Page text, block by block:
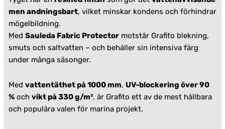
men andningsbart, vilket minskar kondens och förhindrar
mögelbildning.
Med Sauleda Fabric Protector motstår Grafito blekning,
smuts och saltvatten – och behåller sin intensiva färg
under många säsonger.
Med vattentäthet på 1000 mm, UV-blockering över 90
% och vikt på 330 g/m², är Grafito ett av de mest hållbara
och populära valen för marina projekt.